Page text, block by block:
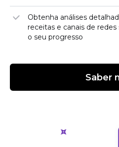
Obtenha análises
receitas e canais de
o seu progresso
Saber